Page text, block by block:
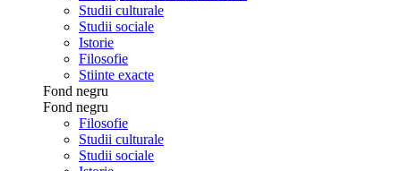
Studii culturale
Studii sociale
Istorie
Filosofie
Stiinte exacte
Fond negru
Fond negru
Filosofie
Studii culturale
Studii sociale